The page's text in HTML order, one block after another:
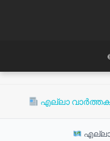
എല്ലാ
എല്ലാ